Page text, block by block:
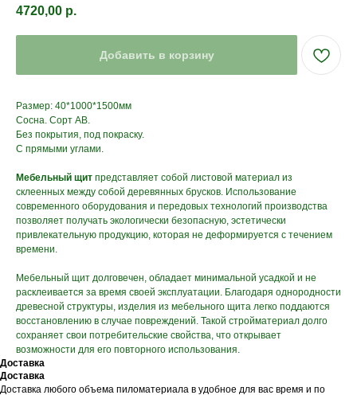
4720,00 р.
Добавить в корзину
Размер: 40*1000*1500мм
Сосна. Сорт АВ.
Без покрытия, под покраску.
С прямыми углами.
Мебельный щит представляет собой листовой материал из
склеенных между собой деревянных брусков. Использование
современного оборудования и передовых технологий производства
позволяет получать экологически безопасную, эстетически
привлекательную продукцию, которая не деформируется с течением
времени.
Мебельный щит долговечен, обладает минимальной усадкой и не
расклеивается за время своей эксплуатации. Благодаря однородности
древесной структуры, изделия из мебельного щита легко поддаются
восстановлению в случае повреждений. Такой стройматериал долго
сохраняет свои потребительские свойства, что открывает
возможности для его повторного использования.
Доставка
Доставка
Доставка любого объема пиломатериала в удобное для вас время и по